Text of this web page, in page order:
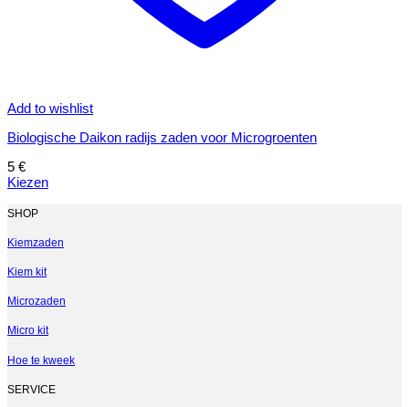
Add to wishlist
Biologische Daikon radijs zaden voor Microgroenten
5 €
Kiezen
product
meerdere
Deze
kan
worden
op
de
productpagina
SHOP
Kiemzaden
Kiem kit
Microzaden
Micro kit
Hoe te kweek
SERVICE